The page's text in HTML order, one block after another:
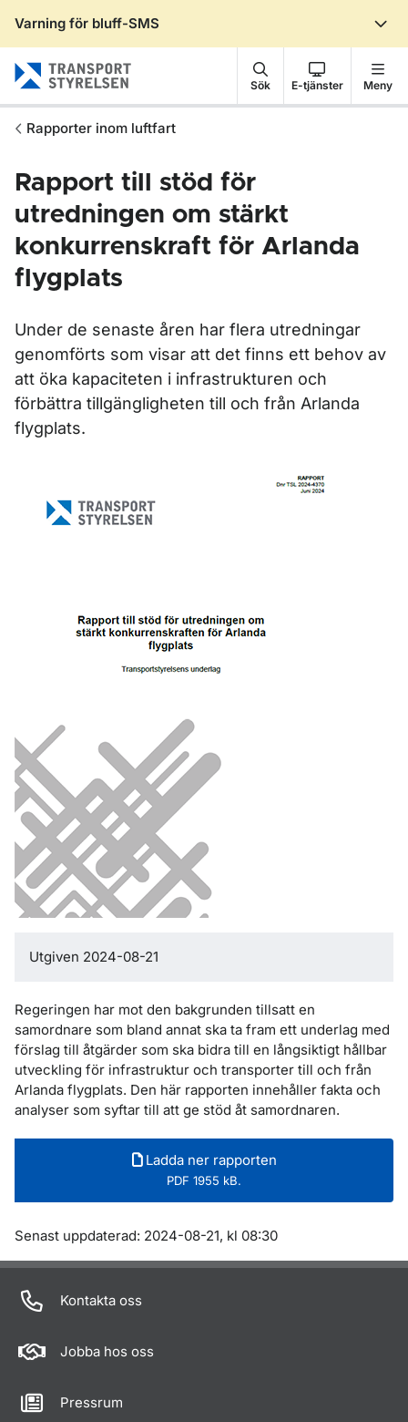
Varning för bluff-SMS
Sök E-tjänster Meny
Rapporter inom luftfart
Rapport till stöd för
utredningen om stärkt
konkurrenskraft för Arlanda
flygplats
Under de senaste åren har flera utredningar
genomförts som visar att det finns ett behov av
att öka kapaciteten i infrastrukturen och
förbättra tillgängligheten till och från Arlanda
flygplats.
Utgiven 2024-08-21
Regeringen har mot den bakgrunden tillsatt en
samordnare som bland annat ska ta fram ett underlag med
förslag till åtgärder som ska bidra till en långsiktigt hållbar
utveckling för infrastruktur och transporter till och från
Arlanda flygplats. Den här rapporten innehåller fakta och
analyser som syftar till att ge stöd åt samordnaren.
Ladda ner rapporten
PDF 1955 kB.
Om sidan
Senast uppdaterad: 2024-08-21, kl 08:30
Kontakta oss
Jobba hos oss
Pressrum